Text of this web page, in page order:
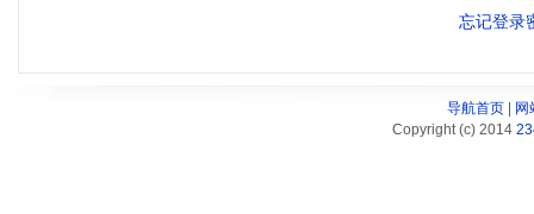
忘记登录
导航首页|
网
Copyright (c) 2014